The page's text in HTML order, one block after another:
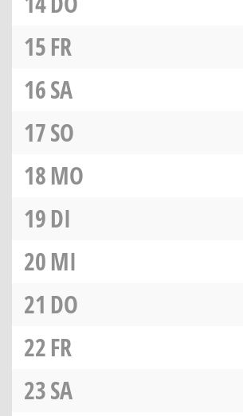
15FR
16SA
17SO
18MO
19DI
20MI
21 DO
22FR
23SA